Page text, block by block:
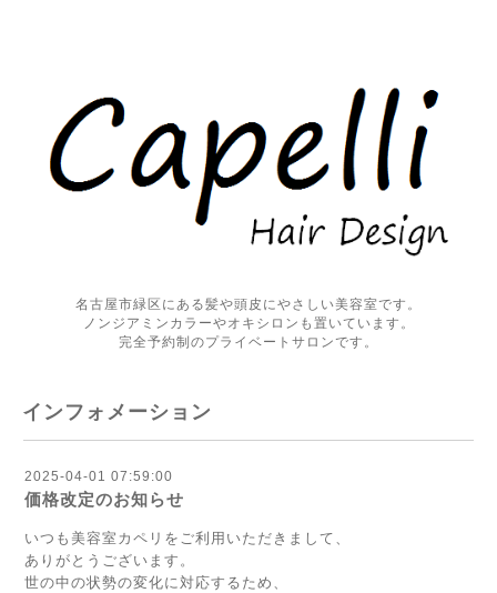
名古屋市緑区にある髪や頭皮にやさしい美容室です。
ノンジアミンカラーやオキシロンも置いています。
完全予約制のプライベートサロンです。
インフォメーション
2025-04-01 07:59:00
価格改定のお知らせ
いつも美容室カペリをご利用いただきまして、
ありがとうございます。
世の中の状勢の変化に対応するため、